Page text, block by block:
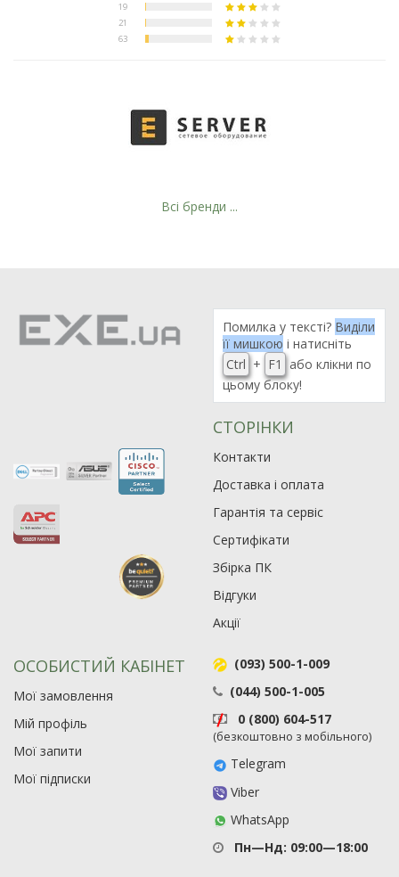
Рейтинг EXE.ua:4.6
Всі бренди ...
Помилка у тексті? Виділи
її мишкою і натисніть
Ctrl + F1
або клікни по
цьому блоку!
СТОРІНКИ
Контакти
Доставка і оплата
Гарантія та сервіс
Сертифікати
Збірка ПК
Відгуки
Акції
ОСОБИСТИЙ КАБІНЕТ
Мої замовлення
Мій профіль
Мої запити
Мої підписки
(093) 500-1-009
(044) 500-1-005
0 (800) 604-517
(безкоштовно з мобільного)
Telegram
Viber
WhatsApp
Пн—Нд: 09:00—18:00